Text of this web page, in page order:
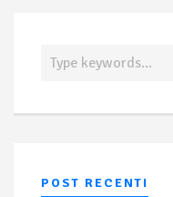
POST RECENTI